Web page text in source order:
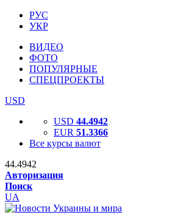
РУС
УКР
ВИДЕО
ФОТО
ПОПУЛЯРНЫЕ
СПЕЦПРОЕКТЫ
USD
USD 44.4942
EUR 51.3366
Все курсы валют
44.4942
Авторизация
Поиск
UA